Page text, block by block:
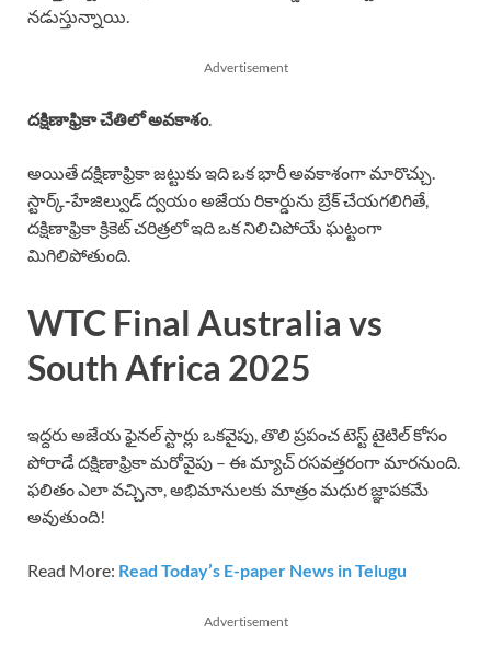
నడుస్తున్నాయి.
Advertisement
దక్షిణాఫ్రికా చేతిలో అవకాశం.
అయితే దక్షిణాఫ్రికా జట్టుకు ఇది ఒక భారీ అవకాశంగా మారొచ్చు.
స్టార్క్-హేజిల్వుడ్ ద్వయం అజేయ రికార్డును బ్రేక్ చేయగలిగితే,
దక్షిణాఫ్రికా క్రికెట్ చరిత్రలో ఇది ఒక నిలిచిపోయే ఘట్టంగా
మిగిలిపోతుంది.
WTC Final Australia vs
South Africa 2025
ఇద్దరు అజేయ ఫైనల్ స్టార్లు ఒకవైపు, తొలి ప్రపంచ టెస్ట్ టైటిల్‌ కోసం
పోరాడే దక్షిణాఫ్రికా మరోవైపు – ఈ మ్యాచ్ రసవత్తరంగా మారనుంది.
ఫలితం ఎలా వచ్చినా, అభిమానులకు మాత్రం మధుర జ్ఞాపకమే
అవుతుంది!
Read More: Read Today’s E-paper News in Telugu
Advertisement